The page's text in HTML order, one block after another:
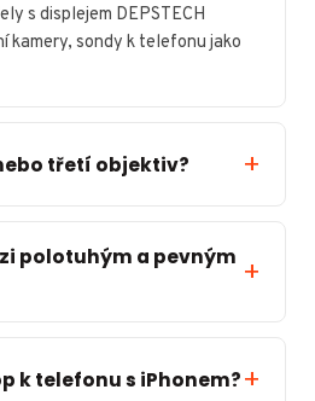
s displejem DEPSTECH
kamery, sondy k telefonu jako
třetí objektiv?
polotuhým a pevným
k telefonu s iPhonem?